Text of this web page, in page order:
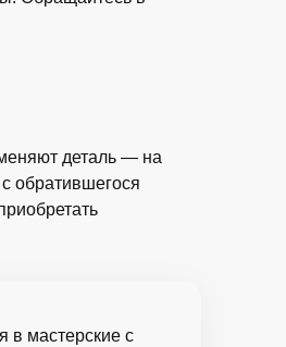
деталь — на
обратившегося
в мастерские с